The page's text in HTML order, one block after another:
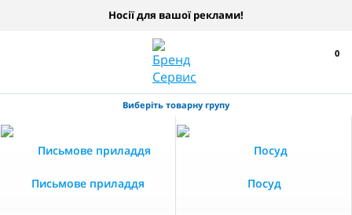
Носії для вашої реклами!
0
Виберіть товарну групу
Письмове приладдя Посуд